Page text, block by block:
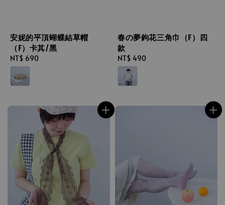
安妮的平頂蝴蝶結草帽
（F）卡其/黑
Regular
price
NT$ 690
春の夢鉤花三角巾（F）四
款
Regular
price
NT$ 490